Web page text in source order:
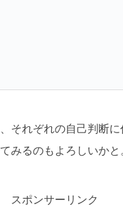
それぞれの自己判断
みるのもよろしいかと
スポンサーリンク